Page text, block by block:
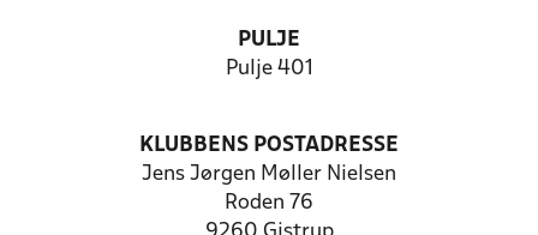
PULJE
Pulje 401
KLUBBENS POSTADRESSE
Jens Jørgen Møller Nielsen
Roden 76